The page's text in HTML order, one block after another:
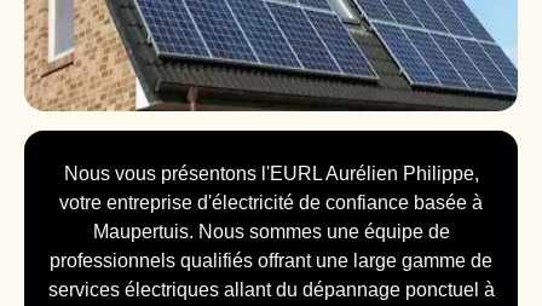
Nous vous présentons l'EURL Aurélien Philippe,
votre entreprise d'électricité de confiance basée à
Maupertuis. Nous sommes une équipe de
professionnels qualifiés offrant une large gamme de
services électriques allant du dépannage ponctuel à